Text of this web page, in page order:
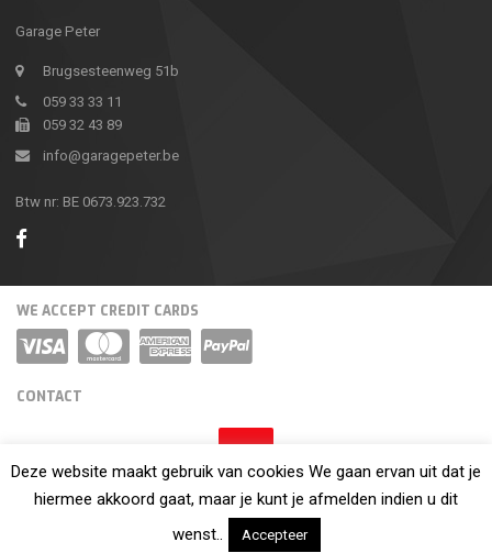
Garage Peter
Brugsesteenweg 51b
059 33 33 11
059 32 43 89
info@garagepeter.be
Btw nr: BE 0673.923.732
WE ACCEPT CREDIT CARDS
CONTACT
- Made by Webdesign Hosting Myna Bredene.
Copyright © 2023 All rights reserved.
Deze website maakt gebruik van cookies We gaan ervan uit dat je
hiermee akkoord gaat, maar je kunt je afmelden indien u dit
wenst..
Accepteer